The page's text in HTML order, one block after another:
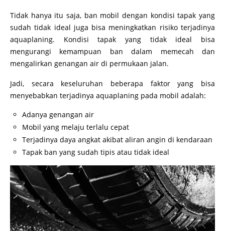
Tidak hanya itu saja, ban mobil dengan kondisi tapak yang
sudah tidak ideal juga bisa meningkatkan risiko terjadinya
aquaplaning. Kondisi tapak yang tidak ideal bisa
mengurangi kemampuan ban dalam memecah dan
mengalirkan genangan air di permukaan jalan.
Jadi, secara keseluruhan beberapa faktor yang bisa
menyebabkan terjadinya aquaplaning pada mobil adalah:
Adanya genangan air
Mobil yang melaju terlalu cepat
Terjadinya daya angkat akibat aliran angin di kendaraan
Tapak ban yang sudah tipis atau tidak ideal